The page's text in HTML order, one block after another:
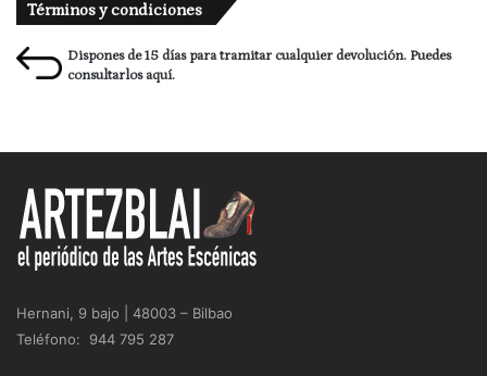
Términos y condiciones
Dispones de 15 días para tramitar cualquier devolución. Puedes
consultarlosaquí.
Hernani, 9 bajo | 48003 – Bilbao
Teléfono: 944 795 287